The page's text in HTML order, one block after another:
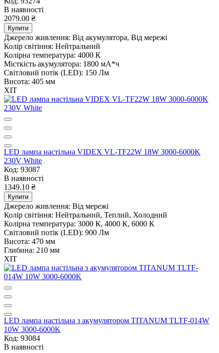
В наявності
2079.00 ₴
Купити
Джерело живлення: Від акумулятора, Від мережі
Колір світіння: Нейтральний
Колірна температура: 4000 К
Місткість акумулятора: 1800 мА*ч
Світловий потік (LED): 150 Лм
Висота: 405 мм
ХІТ
LED лампа настiльна VIDEX VL-TF22W 18W 3000-6000K
230V White
Код: 93087
В наявності
1349.10 ₴
Купити
Джерело живлення: Від мережі
Колір світіння: Нейтральний, Теплий, Холодний
Колірна температура: 3000 К, 4000 К, 6000 К
Світловий потік (LED): 900 Лм
Висота: 470 мм
Глибина: 210 мм
ХІТ
LED лампа настiльна з акумулятором TITANUM TLTF-014W
10W 3000-6000K
Код: 93084
В наявності